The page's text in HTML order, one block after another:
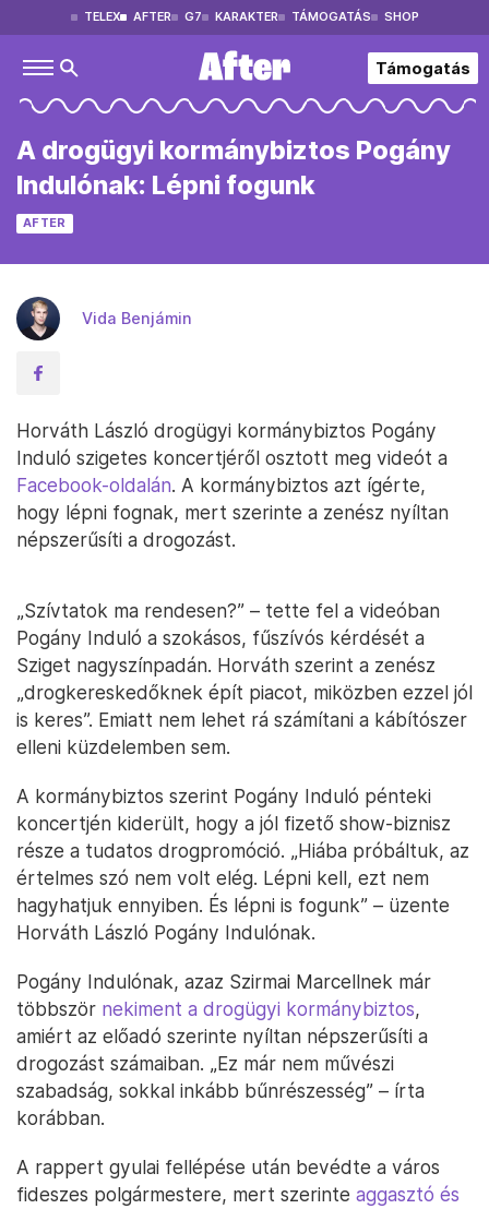
TELEX AFTER G7 KARAKTER TÁMOGATÁS SHOP
Támogatás
A drogügyi kormánybiztos Pogány
Indulónak: Lépni fogunk
AFTER
Vida Benjámin
Horváth László drogügyi kormánybiztos Pogány
Induló szigetes koncertjéről osztott meg videót a
Facebook-oldalán. A kormánybiztos azt ígérte,
hogy lépni fognak, mert szerinte a zenész nyíltan
népszerűsíti a drogozást.
„Szívtatok ma rendesen?” – tette fel a videóban
Pogány Induló a szokásos, fűszívós kérdését a
Sziget nagyszínpadán. Horváth szerint a zenész
„drogkereskedőknek épít piacot, miközben ezzel jól
is keres”. Emiatt nem lehet rá számítani a kábítószer
elleni küzdelemben sem.
A kormánybiztos szerint Pogány Induló pénteki
koncertjén kiderült, hogy a jól fizető show-biznisz
része a tudatos drogpromóció. „Hiába próbáltuk, az
értelmes szó nem volt elég. Lépni kell, ezt nem
hagyhatjuk ennyiben. És lépni is fogunk” – üzente
Horváth László Pogány Indulónak.
Pogány Indulónak, azaz Szirmai Marcellnek már
többször nekiment a drogügyi kormánybiztos,
amiért az előadó szerinte nyíltan népszerűsíti a
drogozást számaiban. „Ez már nem művészi
szabadság, sokkal inkább bűnrészesség” – írta
korábban.
A rappert gyulai fellépése után bevédte a város
fideszes polgármestere, mert szerinte aggasztó és